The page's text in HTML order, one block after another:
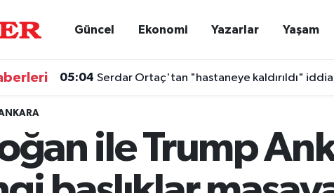
Güncel Ekonomi Yazarlar Yaşam
05:04 Serdar Ortaç'tan "hastaneye kaldırıldı"
ile Trump